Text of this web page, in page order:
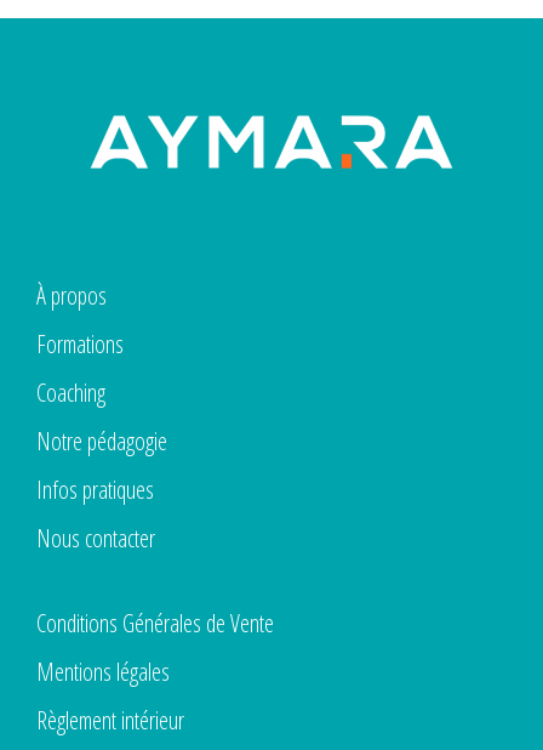
À propos
Formations
Coaching
Notre pédagogie
Infos pratiques
Nous contacter
Conditions Générales de Vente
Mentions légales
Règlement intérieur